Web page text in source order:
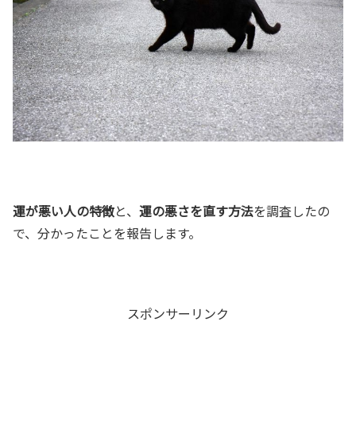
運が悪い人の特徴と、 運の悪さを直す方法を調査したの
で、分かったことを報告します。
スポンサーリンク